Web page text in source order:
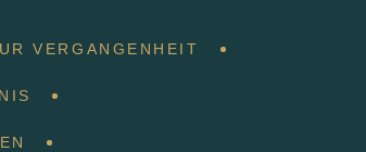
VERGANGENHEIT